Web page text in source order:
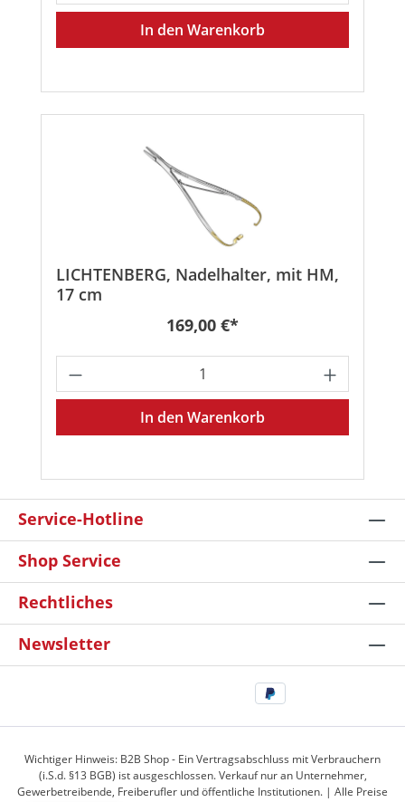
In den Warenkorb
LICHTENBERG, Nadelhalter, mit HM,
17 cm
Regulärer Preis:
169,00 €*
Produkt Anzahl: Gib den
In den Warenkorb
Service-Hotline
Shop Service
Rechtliches
Newsletter
Wichtiger Hinweis: B2B Shop - Ein Vertragsabschluss mit Verbrauchern
(i.S.d. §13 BGB) ist ausgeschlossen. Verkauf nur an Unternehmer,
Gewerbetreibende, Freiberufler und öffentliche Institutionen. | Alle Preise